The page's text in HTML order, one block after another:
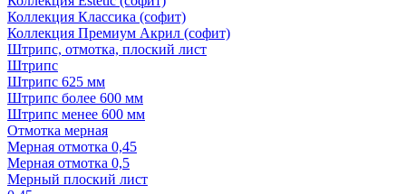
Коллекция Классика (софит)
Коллекция Премиум Акрил (софит)
Штрипс, отмотка, плоский лист
Штрипс
Штрипс 625 мм
Штрипс более 600 мм
Штрипс менее 600 мм
Отмотка мерная
Мерная отмотка 0,45
Мерная отмотка 0,5
Мерный плоский лист